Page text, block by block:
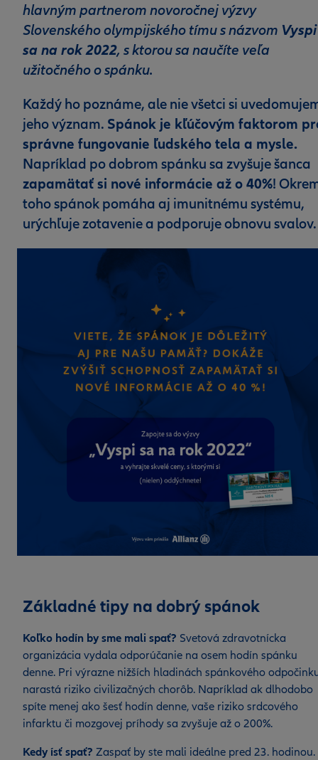
hlavným partnerom novoročnej výzvy
Slovenského olympijského tímu s názvom Vyspi
sa na rok 2022, s ktorou sa naučíte veľa
užitočného o spánku.
Každý ho poznáme, ale nie všetci si
jeho význam. Spánok je kľúčovým faktorom
správne fungovanie ľudského tela a mysle.
Napríklad po dobrom spánku sa zvyšuje šanca
zapamätať si nové informácie až o 40%!
toho spánok pomáha aj imunitnému systému,
urýchľuje zotavenie a podporuje obnovu
Základné tipy na dobrý spánok
Koľko hodín by sme mali spať? Svetová zdravotnícka
organizácia vydala odporúčanie na osem hodín spánku
denne. Pri výrazne nižších hladinách spánkového
narastá riziko civilizačných chorôb. Napríklad ak dlhodobo
spíte menej ako šesť hodín denne, vaše riziko srdcového
infarktu či mozgovej príhody sa zvyšuje až o 200%.
Kedy ísť spať? Zaspať by ste mali ideálne pred 23. hodinou.